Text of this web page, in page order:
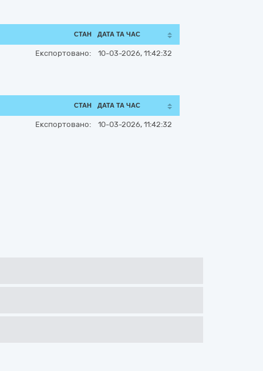
СТАН ДАТА ТА ЧАС
Експортовано: 10-03-2026, 11:42:32
СТАН ДАТА ТА ЧАС
Експортовано: 10-03-2026, 11:42:32